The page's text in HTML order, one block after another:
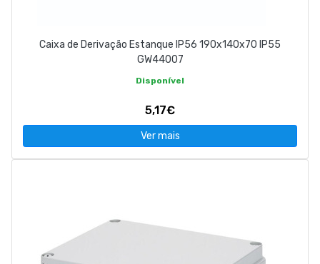
Caixa de Derivação Estanque IP56 190x140x70 IP55
GW44007
Disponível
5,17€
Ver mais